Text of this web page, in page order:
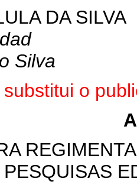
DA SILVA
Silva
o